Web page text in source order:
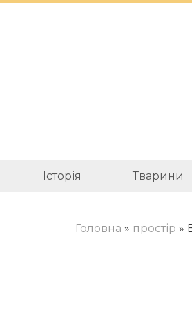
Історія Тварини
Головна » простір »